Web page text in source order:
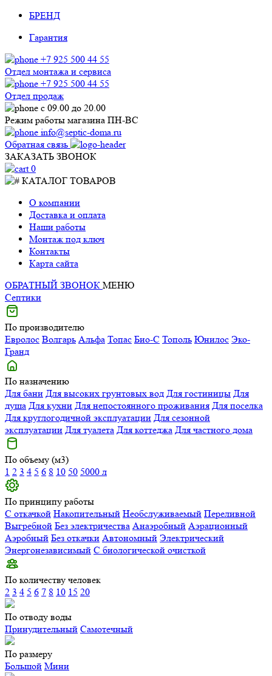
БРЕНД
Гарантия
+7 925 500 44 55
Отдел монтажа и сервиса
+7 925 500 44 55
Отдел продаж
с 09.00 до 20.00
Режим работы магазина ПН-ВС
info@septic-doma.ru
Обратная связь
ЗАКАЗАТЬ ЗВОНОК
0
КАТАЛОГ ТОВАРОВ
О компании
Доставка и оплата
Наши работы
Монтаж под ключ
Контакты
Карта сайта
ОБРАТНЫЙ ЗВОНОК МЕНЮ
Септики
По производителю
Евролос Волгарь Альфа Топас Био-С Тополь Юнилос Эко-
Гранд
По назначению
Для бани Для высоких грунтовых вод Для гостиницы Для
душа Для кухни Для непостоянного проживания Для поселка
Для круглогодичной эксплуатации Для сезонной
эксплуатации Для туалета Для коттеджа Для частного дома
По объему (м3)
1 2 3 4 5 6 8 10 50 5000 л
По принципу работы
С откачкой Накопительный Необслуживаемый Переливной
Выгребной Без электричества Анаэробный Аэрационный
Аэробный Без откачки Автономный Электрический
Энергонезависимый С биологической очисткой
По количеству человек
2 3 4 5 6 7 8 10 15 20
По отводу воды
Принудительный Самотечный
По размеру
Большой Мини